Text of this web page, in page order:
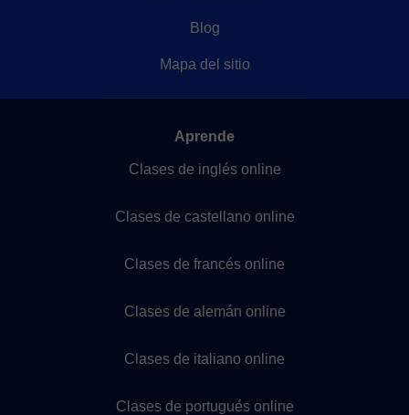
Blog
Mapa del sitio
Aprende
Clases de inglés online
Clases de castellano online
Clases de francés online
Clases de alemán online
Clases de italiano online
Clases de portugués online